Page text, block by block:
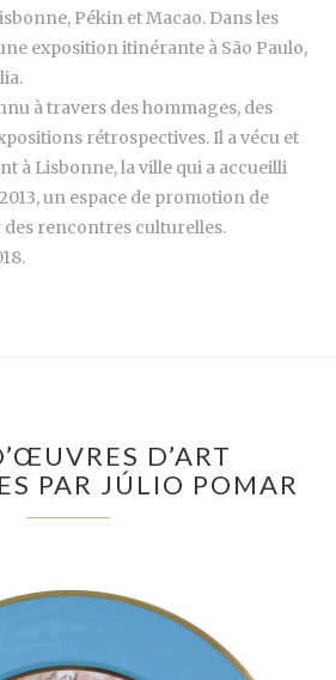
Pékin et Macao. Dans les
exposition itinérante à São Paulo,
à travers des hommages, des
rétrospectives. Il a vécu et
à Lisbonne, la ville qui a accueilli
un espace de promotion de
rencontres culturelles.
D’ART
PAR JÚLIO POMAR